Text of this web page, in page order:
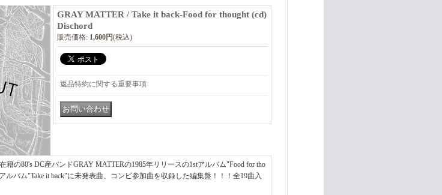
GRAY MATTER / Take it back-Food for thought (cd)
Dischord
販売価格: 1,600円(税込)
返品特約に関する重要事項
籍の80's DC産バンドGRAY MATTERの1985年リリースの1stアルバム"Food for tho
ルバム"Take it back"に未発表曲、コンピ参加曲を収録した編集盤！！！全19曲入